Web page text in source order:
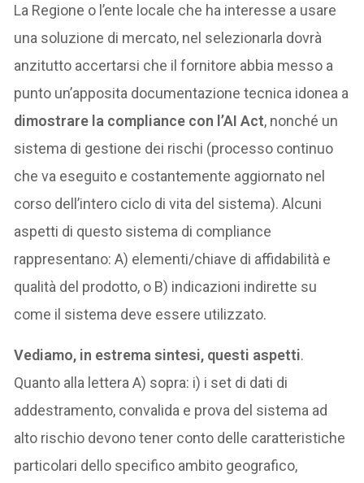
La Regione o l’ente locale che ha interesse a usare
una soluzione di mercato, nel selezionarla dovrà
anzitutto accertarsi che il fornitore abbia messo a
punto un’apposita documentazione tecnica idonea a
dimostrare la compliance con l’AI Act, nonché un
sistema di gestione dei rischi (processo continuo
che va eseguito e costantemente aggiornato nel
corso dell’intero ciclo di vita del sistema). Alcuni
aspetti di questo sistema di compliance
rappresentano: A) elementi/chiave di affidabilità e
qualità del prodotto, o B) indicazioni indirette su
come il sistema deve essere utilizzato.
Vediamo, in estrema sintesi, questi aspetti.
Quanto alla lettera A) sopra: i) i set di dati di
addestramento, convalida e prova del sistema ad
alto rischio devono tener conto delle caratteristiche
particolari dello specifico ambito geografico,